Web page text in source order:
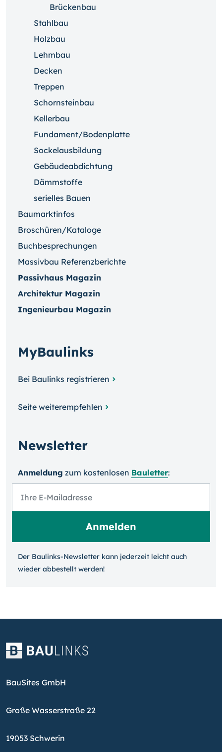
Brückenbau
Stahlbau
Holzbau
Lehmbau
Decken
Treppen
Schornsteinbau
Kellerbau
Fundament/Bodenplatte
Sockelausbildung
Gebäudeabdichtung
Dämmstoffe
serielles Bauen
Baumarktinfos
Broschüren/Kataloge
Buchbesprechungen
Massivbau Referenzberichte
Passivhaus Magazin
Architektur Magazin
Ingenieurbau Magazin
MyBaulinks
Bei Baulinks registrieren
Seite weiterempfehlen
Newsletter
Anmeldung zum kosten­losen Bauletter:
Der Baulinks-Newsletter kann jeder­zeit leicht auch
wieder ab­bestellt werden!
BauSites GmbH
Große Wasserstraße 22
19053 Schwerin